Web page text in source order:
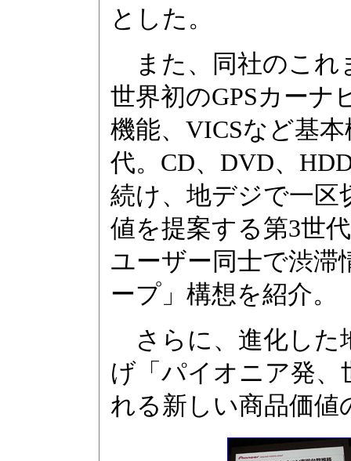
とした。
また、同社のこれ
世界初のGPSカーナ
機能、VICSなど基
代。CD、DVD、
続け、地デジで一区
値を提案する第3世
ユーザー同士で渋滞
ープ」構想を紹介。
さらに、進化した
げ「パイオニア発、
れる新しい商品価値